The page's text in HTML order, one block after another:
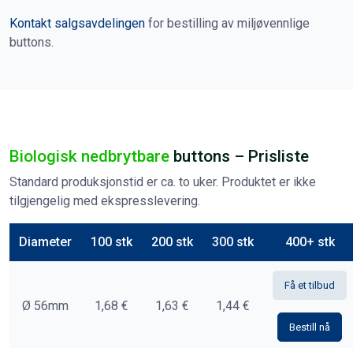
Kontakt salgsavdelingen for bestilling av miljøvennlige
buttons.
Biologisk nedbrytbare buttons – Prisliste
Standard produksjonstid er ca. to uker. Produktet er ikke
tilgjengelig med ekspresslevering.
Diameter 100 stk 200 stk 300 stk 400+ stk
Ø 56mm 1,68 € 1,63 € 1,44 €
Få et tilbud
Bestill nå